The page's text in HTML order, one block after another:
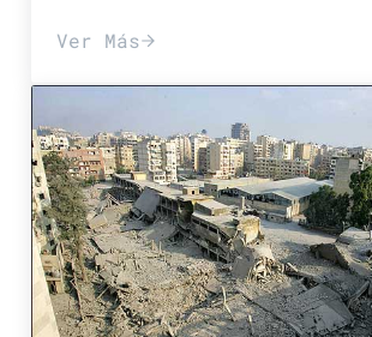
Ver Másdeseo, apetito sexual,